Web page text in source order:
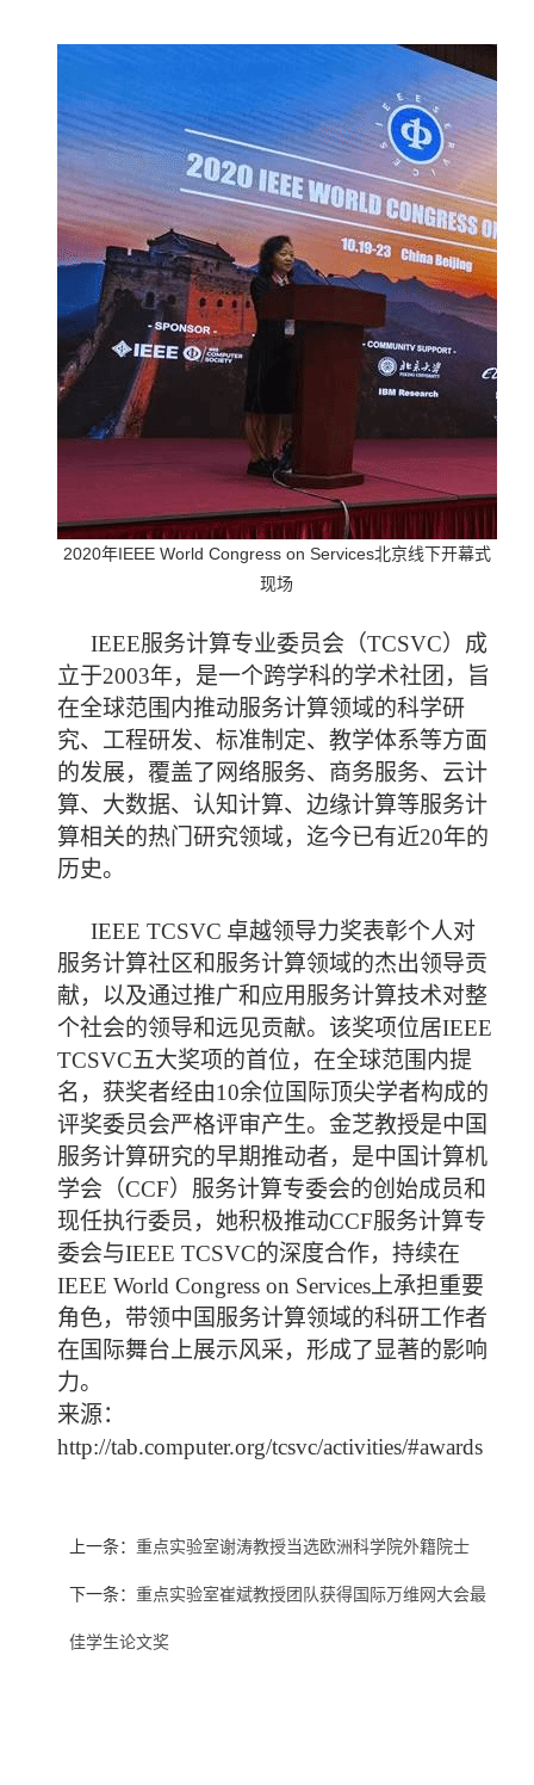
2020年IEEE World Congress on Services北京线下开幕式
现场
IEEE服务计算专业委员会（TCSVC）成
立于2003年，是一个跨学科的学术社团，旨
在全球范围内推动服务计算领域的科学研
究、工程研发、标准制定、教学体系等方面
的发展，覆盖了网络服务、商务服务、云计
算、大数据、认知计算、边缘计算等服务计
算相关的热门研究领域，迄今已有近20年的
历史。
IEEE TCSVC 卓越领导力奖表彰个人对
服务计算社区和服务计算领域的杰出领导贡
献，以及通过推广和应用服务计算技术对整
个社会的领导和远见贡献。该奖项位居IEEE
TCSVC五大奖项的首位，在全球范围内提
名，获奖者经由10余位国际顶尖学者构成的
评奖委员会严格评审产生。金芝教授是中国
服务计算研究的早期推动者，是中国计算机
学会（CCF）服务计算专委会的创始成员和
现任执行委员，她积极推动CCF服务计算专
委会与IEEE TCSVC的深度合作，持续在
IEEE World Congress on Services上承担重要
角色，带领中国服务计算领域的科研工作者
在国际舞台上展示风采，形成了显著的影响
力。
来源：
http://tab.computer.org/tcsvc/activities/#awards
上一条： 重点实验室谢涛教授当选欧洲科学院外籍院士
下一条： 重点实验室崔斌教授团队获得国际万维网大会最
佳学生论文奖